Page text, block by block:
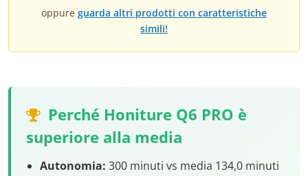
oppure guarda altri prodotti con caratteristiche
simili!
Perché Honiture Q6 PRO è
superiore alla media
Autonomia: 300 minuti vs media 134,0 minuti